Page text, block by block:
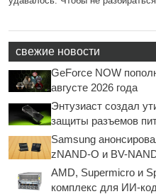
свежие новости
GeForce NOW
августе 2026 года
Энтузиаст создал
защиты разъемов
Samsung
zNAND-O и BV-
AMD, Supermicro и
комплекс для ИИ-